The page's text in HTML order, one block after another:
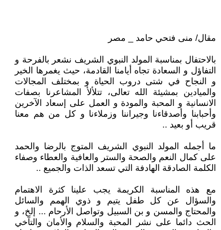
مقال/ منى فتحي حامد _ مصر
بالاحتفال بمناسبة المولد النبوي الشريف نشعر بالفرحة و
التفاؤل و السعادة تجاه أيامنا القادمة، حيث يغمرها الخير
و النجاح في شتى دروب الحياة و بمختلف المجالات
والميادين بمشيئة الله تعالى، تتلألأ المشاعرنا بصفات
الانسانية و المحبة والمودة و العمل على إسعاد الآخرين
وأحبابنا وأصدقاءنا وجيراننا وزملاءنا و كل من هم معنا
قريب أو بعيد ..
ما أجمله المولد النبوي الشريف المتوج بالرضا والحمد
على كمال النعم والصحة والستر والعافية والعطاء وصفاء
الكلمة الصادقة الهادفة التي تسعد الذات والجميع ..
مع هذه المناسبة الكريمة يجب علينا كثرة الاهتمام
والسؤال عن كل طفل يتيم و ذوي الهمم والسائل
والمحتاج والمسن و بن السبيل وتواصل الأرحام ... إلخ، و
الحث دائما على نشر المحبة والسلام والأمان والتآخي